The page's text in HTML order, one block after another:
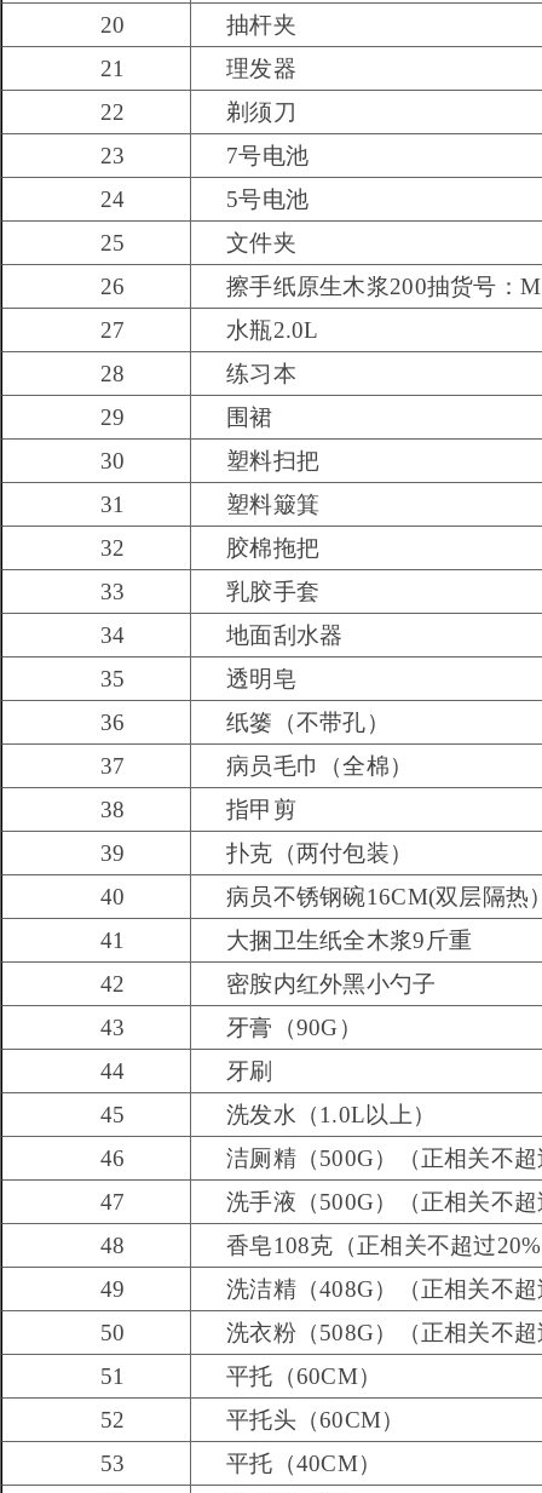
20
抽杆夹
21
理发器
22
剃须刀
23
7号电池
24
5号电池
25
文件夹
26
擦手纸原生木浆200抽货号：
27
水瓶2.0L
28
练习本
29
围裙
30
塑料扫把
31
塑料簸箕
32
胶棉拖把
33
乳胶手套
34
地面刮水器
35
透明皂
36
纸篓（不带孔）
37
病员毛巾（全棉）
38
指甲剪
39
扑克（两付包装）
40
病员不锈钢碗16CM(双层隔热
41
大捆卫生纸全木浆9斤重
42
密胺内红外黑小勺子
43
牙膏（90G）
44
牙刷
45
洗发水（1.0L以上）
46
洁厕精（500G）（正相关不
47
洗手液（500G）（正相关不
48
香皂108克（正相关不超过
49
洗洁精（408G）（正相关不
50
洗衣粉（508G）（正相关不
51
平托（60CM）
52
平托头（60CM）
53
平托（40CM）